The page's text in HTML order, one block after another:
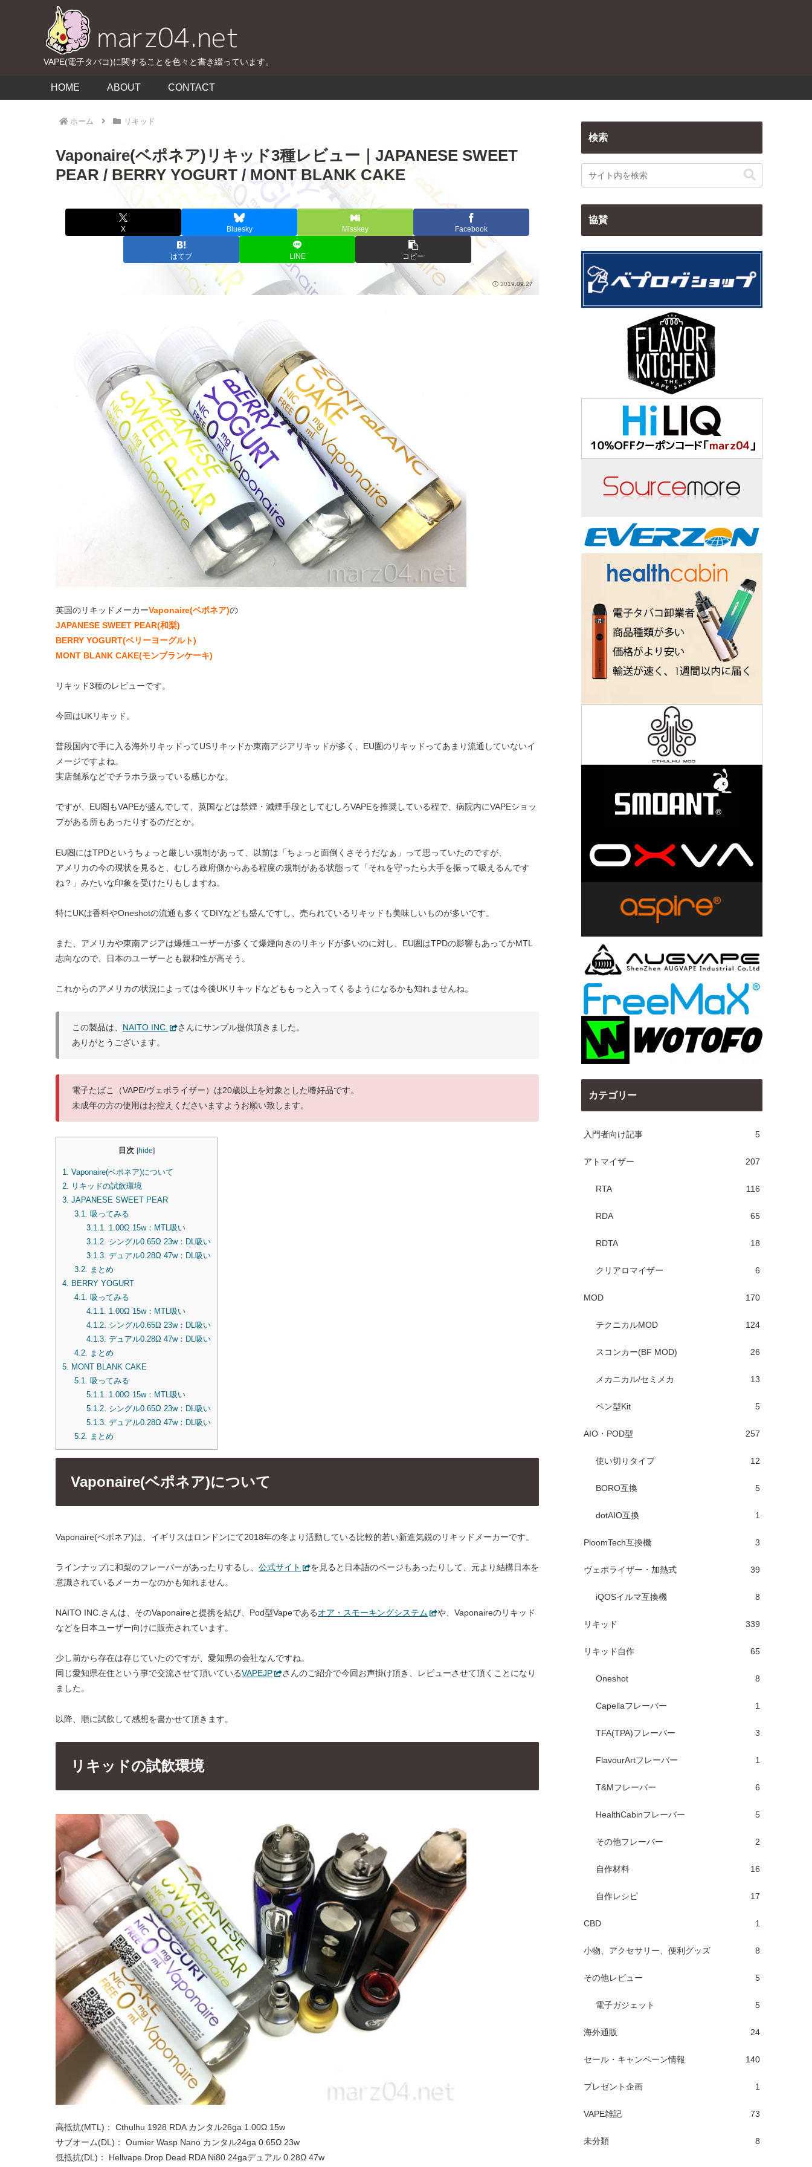
VAPE(電子タバコ)に関することを色々と書き綴っています。
HOME ABOUT CONTACT
ホーム リキッド
Vaponaire(ベポネア)リキッド3種レビュー｜JAPANESE SWEET
PEAR / BERRY YOGURT / MONT BLANK CAKE
X Bluesky Misskey Facebook
はてブ LINE コピー
2019.09.27
英国のリキッドメーカーVaponaire(ベポネア)の
JAPANESE SWEET PEAR(和梨)
BERRY YOGURT(ベリーヨーグルト)
MONT BLANK CAKE(モンブランケーキ)
リキッド3種のレビューです。
今回はUKリキッド。
普段国内で手に入る海外リキッドってUSリキッドか東南アジアリキッドが多く、EU圏のリキッドってあまり流通していないイ
メージですよね。
実店舗系などでチラホラ扱っている感じかな。
ですが、EU圏もVAPEが盛んでして、英国などは禁煙・減煙手段としてむしろVAPEを推奨している程で、病院内にVAPEショッ
プがある所もあったりするのだとか。
EU圏にはTPDというちょっと厳しい規制があって、以前は「ちょっと面倒くさそうだなぁ」って思っていたのですが、
アメリカの今の現状を見ると、むしろ政府側からある程度の規制がある状態って「それを守ったら大手を振って吸えるんです
ね？」みたいな印象を受けたりもしますね。
特にUKは香料やOneshotの流通も多くてDIYなども盛んですし、売られているリキッドも美味しいものが多いです。
また、アメリカや東南アジアは爆煙ユーザーが多くて爆煙向きのリキッドが多いのに対し、EU圏はTPDの影響もあってかMTL
志向なので、日本のユーザーとも親和性が高そう。
これからのアメリカの状況によっては今後UKリキッドなどももっと入ってくるようになるかも知れませんね。
この製品は、 NAITO INC.
さんにサンプル提供頂きました。
ありがとうございます。
電子たばこ（VAPE/ヴェポライザー）は20歳以上を対象とした嗜好品です。
未成年の方の使用はお控えくださいますようお願い致します。
目次 [hide]
1. Vaponaire(ベポネア)について
2. リキッドの試飲環境
3. JAPANESE SWEET PEAR
3.1. 吸ってみる
3.1.1. 1.00Ω 15w：MTL吸い
3.1.2. シングル0.65Ω 23w：DL吸い
3.1.3. デュアル0.28Ω 47w：DL吸い
3.2. まとめ
4. BERRY YOGURT
4.1. 吸ってみる
4.1.1. 1.00Ω 15w：MTL吸い
4.1.2. シングル0.65Ω 23w：DL吸い
4.1.3. デュアル0.28Ω 47w：DL吸い
4.2. まとめ
5. MONT BLANK CAKE
5.1. 吸ってみる
5.1.1. 1.00Ω 15w：MTL吸い
5.1.2. シングル0.65Ω 23w：DL吸い
5.1.3. デュアル0.28Ω 47w：DL吸い
5.2. まとめ
Vaponaire(ベポネア)について
Vaponaire(ベポネア)は、イギリスはロンドンにて2018年の冬より活動している比較的若い新進気鋭のリキッドメーカーです。
ラインナップに和梨のフレーバーがあったりするし、 公式サイト
を見ると日本語のページもあったりして、元より結構日本を
意識されているメーカーなのかも知れません。
NAITO INC.さんは、そのVaponaireと提携を結び、Pod型Vapeであるオア・スモーキングシステム
や、Vaponaireのリキッド
などを日本ユーザー向けに販売されています。
少し前から存在は存じていたのですが、愛知県の会社なんですね。
同じ愛知県在住という事で交流させて頂いているVAPEJP
さんのご紹介で今回お声掛け頂き、レビューさせて頂くことになり
ました。
以降、順に試飲して感想を書かせて頂きます。
リキッドの試飲環境
高抵抗(MTL)： Cthulhu 1928 RDA カンタル26ga 1.00Ω 15w
サブオーム(DL)： Oumier Wasp Nano カンタル24ga 0.65Ω 23w
低抵抗(DL)： Hellvape Drop Dead RDA Ni80 24gaデュアル 0.28Ω 47w
検索
協賛
カテゴリー
入門者向け記事 5
アトマイザー 207
RTA 116
RDA 65
RDTA 18
クリアロマイザー 6
MOD 170
テクニカルMOD 124
スコンカー(BF MOD) 26
メカニカル/セミメカ 13
ペン型Kit 5
AIO・POD型 257
使い切りタイプ 12
BORO互換 5
dotAIO互換 1
PloomTech互換機 3
ヴェポライザー・加熱式 39
iQOSイルマ互換機 8
リキッド 339
リキッド自作 65
Oneshot 8
Capellaフレーバー 1
TFA(TPA)フレーバー 3
FlavourArtフレーバー 1
T&Mフレーバー 6
HealthCabinフレーバー 5
その他フレーバー 2
自作材料 16
自作レシピ 17
CBD 1
小物、アクセサリー、便利グッズ 8
その他レビュー 5
電子ガジェット 5
海外通販 24
セール・キャンペーン情報 140
プレゼント企画 1
VAPE雑記 73
未分類 8